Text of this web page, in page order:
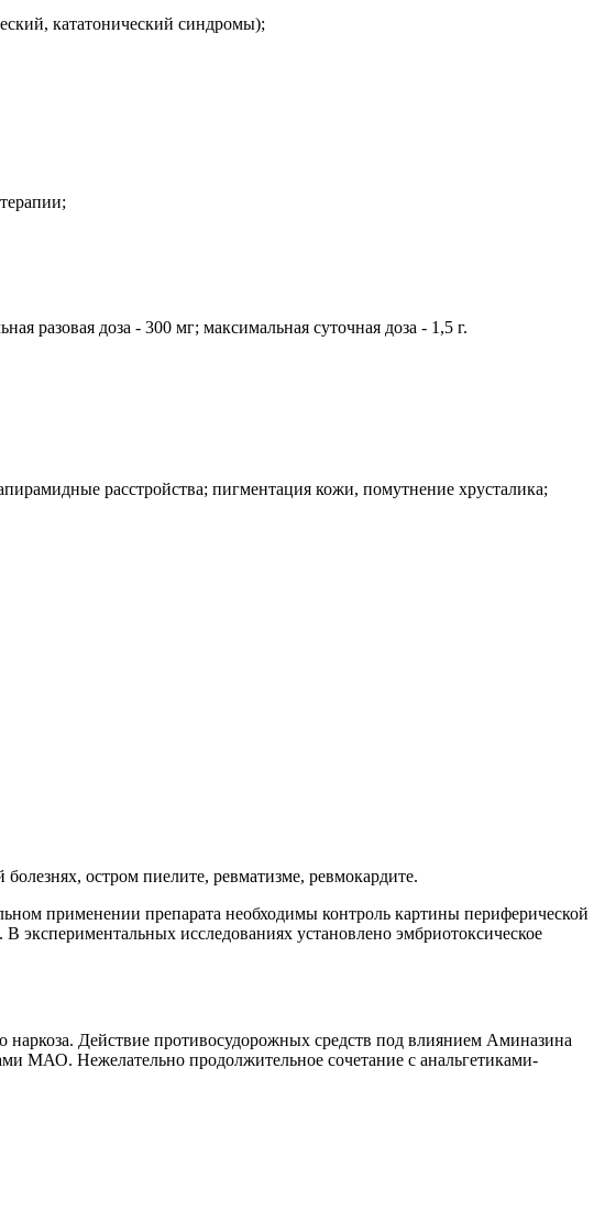
кататонический синдромы);
разовая доза - 300 мг; максимальная суточная доза - 1,5 г.
расстройства; пигментация кожи, помутнение хрусталика;
остром пиелите, ревматизме, ревмокардите.
применении препарата необходимы контроль картины периферической
экспериментальных исследованиях установлено эмбриотоксическое
наркоза. Действие противосудорожных средств под влиянием Аминазина
МАО. Нежелательно продолжительное сочетание с анальгетиками-